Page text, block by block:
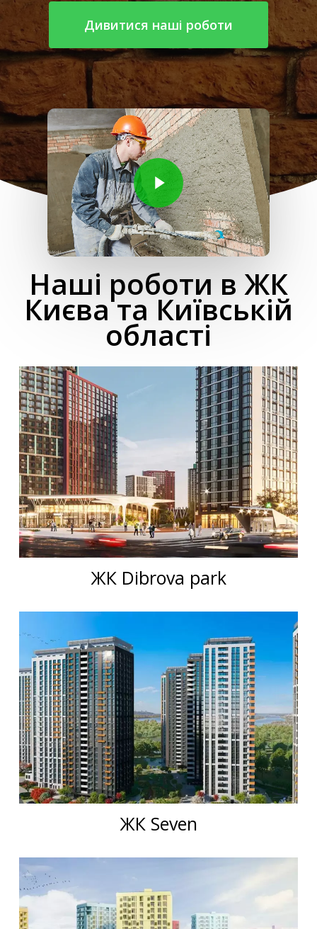
Дивитися наші роботи
Play Video
Play Video
Наші роботи в ЖК
Києва та Київській
області
ЖК Dibrova park
ЖК Seven